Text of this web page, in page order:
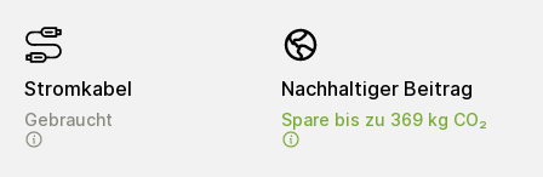
Stromkabel
Gebraucht
Nachhaltiger Beitrag
Spare bis zu 369 kg CO₂